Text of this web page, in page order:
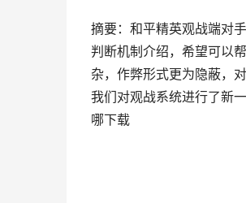
摘要：和平精英观战端对
判断机制介绍，希望可
杂，作弊形式更为隐蔽，
我们对观战系统进行了新
哪下载